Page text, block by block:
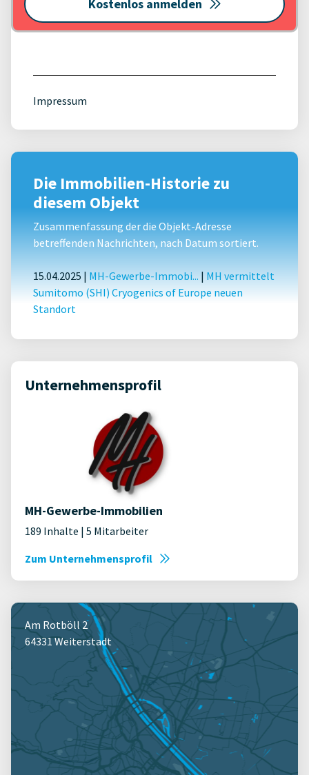
Kostenlos anmelden
Impressum
Die Immobilien-Historie zu
diesem Objekt
Zusammenfassung der die Objekt-Adresse
betreffenden Nachrichten, nach Datum sortiert.
15.04.2025 | MH-Gewerbe-Immobi... | MH vermittelt
Sumitomo (SHI) Cryogenics of Europe neuen
Standort
Unternehmensprofil
MH-Gewerbe-Immobilien
189 Inhalte | 5 Mitarbeiter
Zum Unternehmensprofil
Am Rotböll 2
64331 Weiterstadt